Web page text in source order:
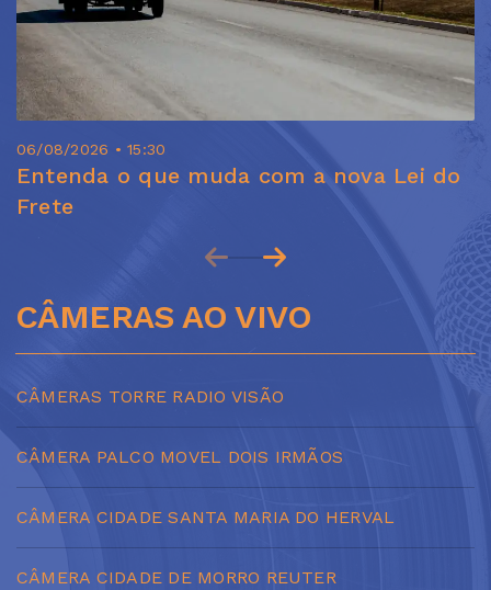
06/08/2026 • 15:30
Entenda o que muda com a nova Lei do
Frete
CÂMERAS AO VIVO
CÂMERAS TORRE RADIO VISÃO
CÂMERA PALCO MOVEL DOIS IRMÃOS
CÂMERA CIDADE SANTA MARIA DO HERVAL
CÂMERA CIDADE DE MORRO REUTER